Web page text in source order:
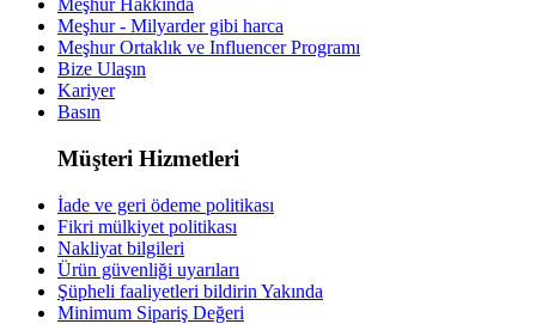
Meşhur Hakkında
Meşhur - Milyarder gibi harca
Meşhur Ortaklık ve Influencer Programı
Bize Ulaşın
Kariyer
Basın
Müşteri Hizmetleri
İade ve geri ödeme politikası
Fikri mülkiyet politikası
Nakliyat bilgileri
Ürün güvenliği uyarıları
Şüpheli faaliyetleri bildirin Yakında
Minimum Sipariş Değeri